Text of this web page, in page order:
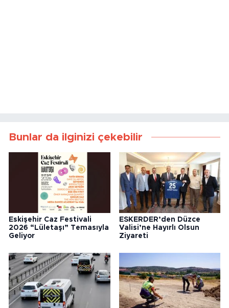
Bunlar da ilginizi çekebilir
Eskişehir Caz Festivali
2026 “Lületaşı” Temasıyla
Geliyor
ESKERDER’den Düzce
Valisi’ne Hayırlı Olsun
Ziyareti